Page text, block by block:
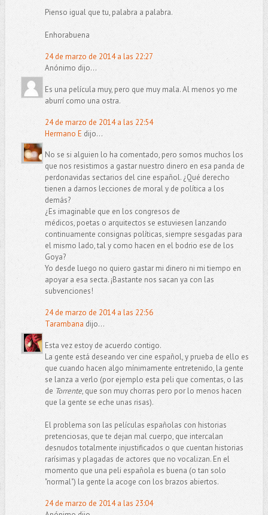
Pienso igual que tu, palabra a palabra.
Enhorabuena
24 de marzo de 2014 a las 22:27
Anónimo dijo...
Es una película muy, pero que muy mala. Al menos yo me
aburrí como una ostra.
24 de marzo de 2014 a las 22:54
Hermano E dijo...
No se si alguien lo ha comentado, pero somos muchos los
que nos resistimos a gastar nuestro dinero en esa panda de
perdonavidas sectarios del cine español. ¿Qué derecho
tienen a darnos lecciones de moral y de política a los
demás?
¿Es imaginable que en los congresos de
médicos, poetas o arquitectos se estuviesen lanzando
continuamente consignas políticas, siempre sesgadas para
el mismo lado, tal y como hacen en el bodrio ese de los
Goya?
Yo desde luego no quiero gastar mi dinero ni mi tiempo en
apoyar a esa secta. ¡Bastante nos sacan ya con las
subvenciones!
24 de marzo de 2014 a las 22:56
Tarambana dijo...
Esta vez estoy de acuerdo contigo.
La gente está deseando ver cine español, y prueba de ello es
que cuando hacen algo mínimamente entretenido, la gente
se lanza a verlo (por ejemplo esta peli que comentas, o las
de Torrente, que son muy chorras pero por lo menos hacen
que la gente se eche unas risas).
El problema son las películas españolas con historias
pretenciosas, que te dejan mal cuerpo, que intercalan
desnudos totalmente injustificados o que cuentan historias
rarísimas y plagadas de actores que no vocalizan. En el
momento que una peli española es buena (o tan solo
"normal") la gente la acoge con los brazos abiertos.
24 de marzo de 2014 a las 23:04